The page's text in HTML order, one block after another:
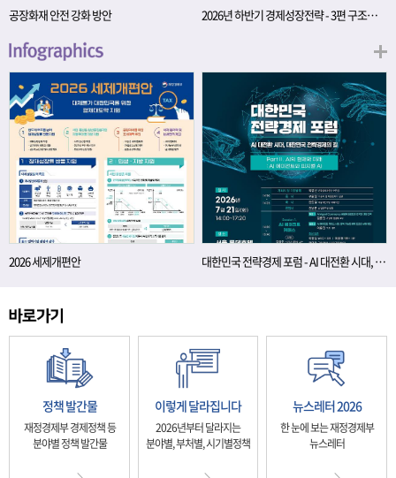
공장화재 안전 강화 방안 2026년 하반기 경제성장전략 - 3편 구조적 문제 대응
2026 세제개편안 대한민국 전략경제 포럼 - AI 대전환 시대, 대한민국 전략경제의 길
정책 발간물
재정경제부 경제정책 등
분야별 정책 발간물
이렇게 달라집니다
2026년부터 달라지는
분야별, 부처별, 시기별정책
뉴스레터 2026
한 눈에 보는 재정경제부
뉴스레터